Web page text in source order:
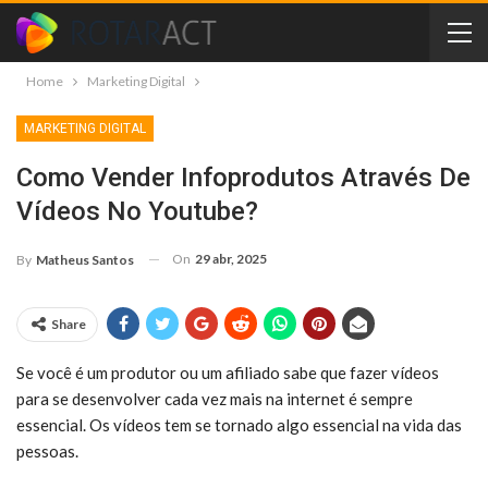
Home Marketing Digital
MARKETING DIGITAL
Como Vender Infoprodutos Através De
Vídeos No Youtube?
By Matheus Santos On 29 abr, 2025
Share
Se você é um produtor ou um afiliado sabe que fazer vídeos
para se desenvolver cada vez mais na internet é sempre
essencial. Os vídeos tem se tornado algo essencial na vida das
pessoas.